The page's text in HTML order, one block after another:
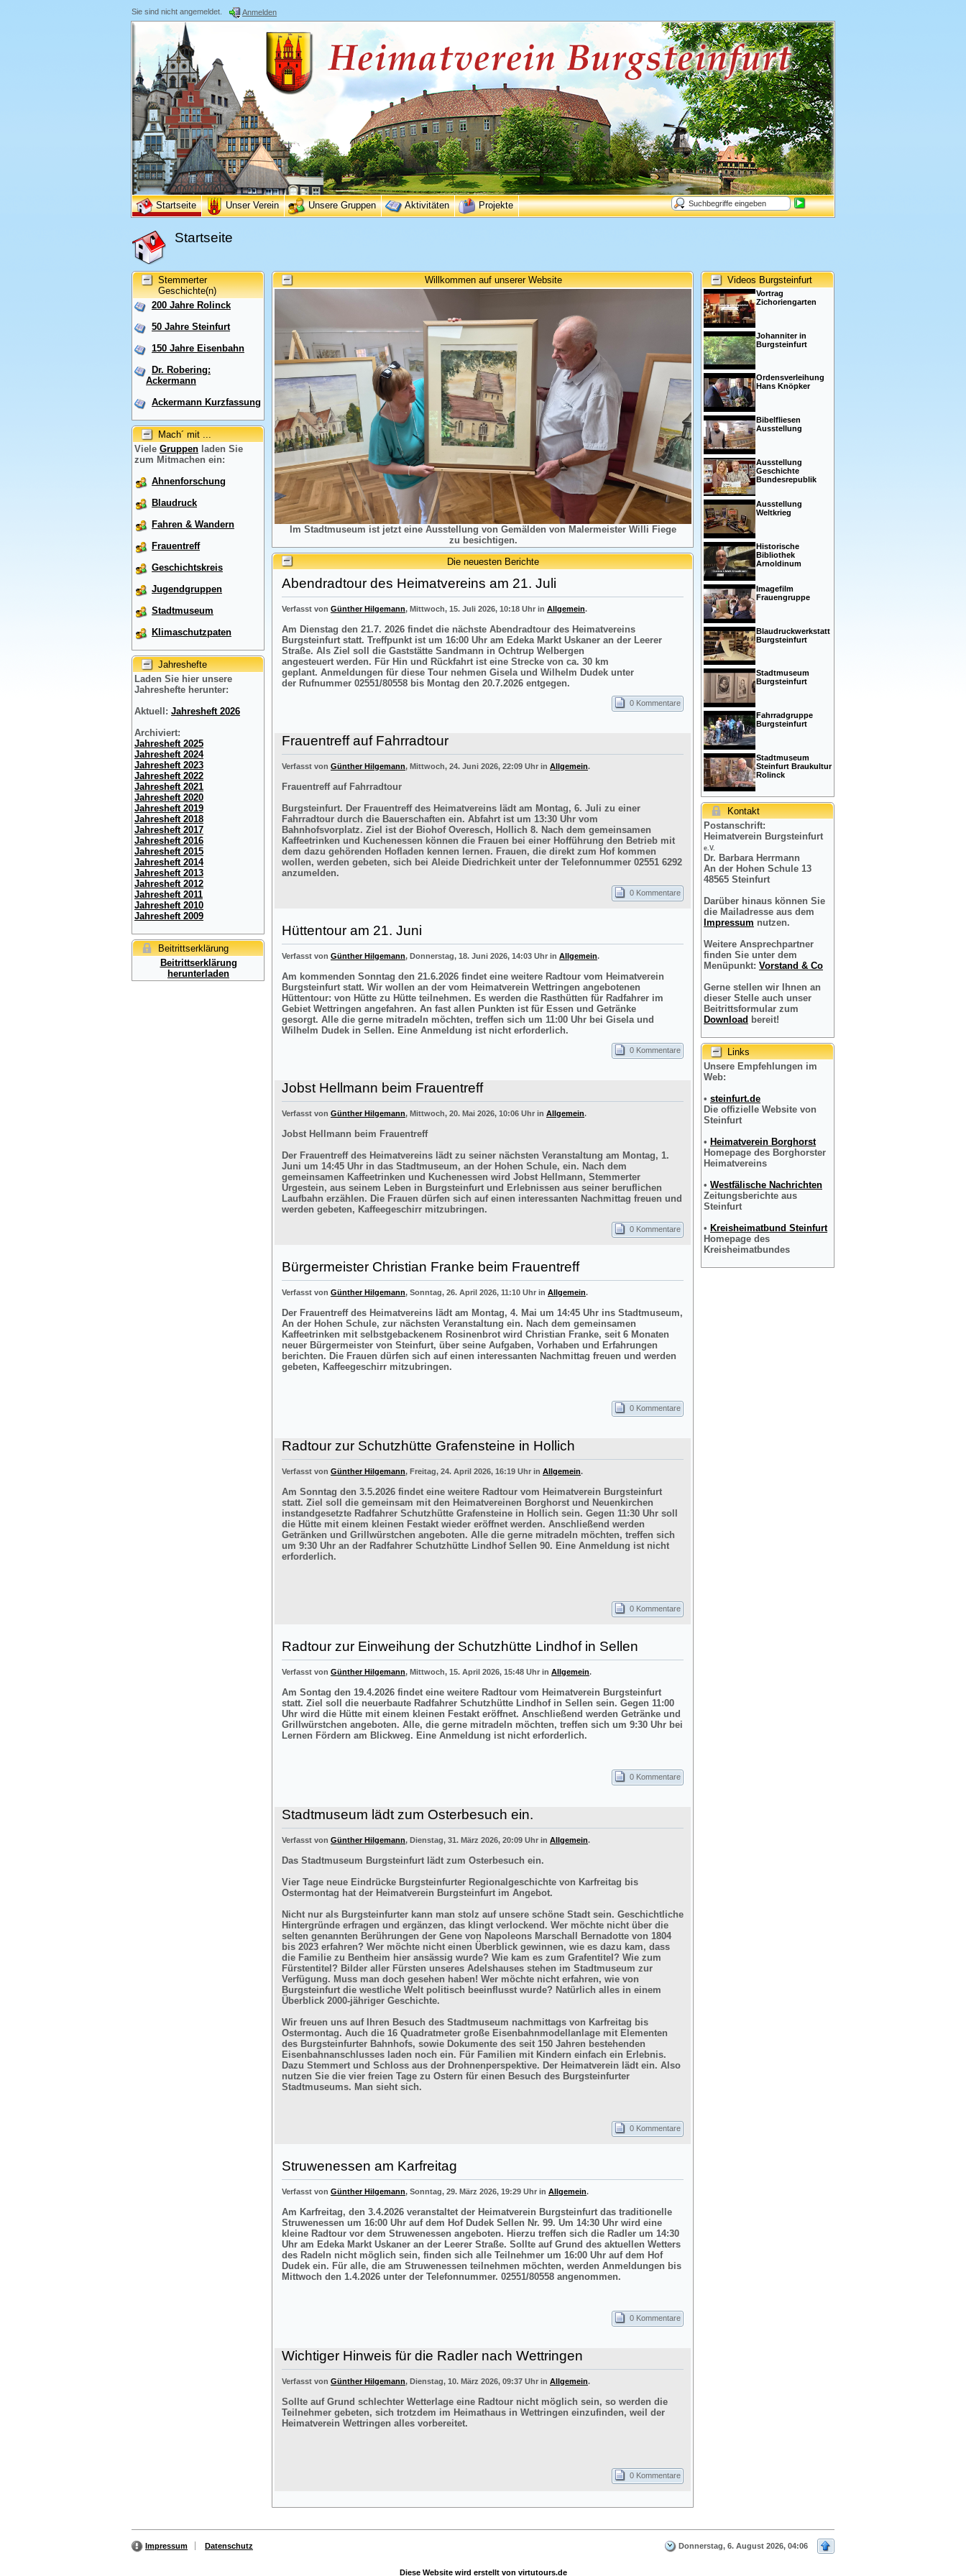
Sie sind nicht angemeldet. Anmelden
Startseite Unser Verein Unsere Gruppen Aktivitäten Projekte
Startseite
Stemmerter
Geschichte(n)
200 Jahre Rolinck
50 Jahre Steinfurt
150 Jahre Eisenbahn
Dr. Robering:
Ackermann
Ackermann Kurzfassung
Mach´ mit ...
Viele Gruppen laden Sie
zum Mitmachen ein:
Ahnenforschung
Blaudruck
Fahren & Wandern
Frauentreff
Geschichtskreis
Jugendgruppen
Stadtmuseum
Klimaschutzpaten
Jahreshefte
Laden Sie hier unsere
Jahreshefte herunter:
Aktuell: Jahresheft 2026
Archiviert:
Jahresheft 2025
Jahresheft 2024
Jahresheft 2023
Jahresheft 2022
Jahresheft 2021
Jahresheft 2020
Jahresheft 2019
Jahresheft 2018
Jahresheft 2017
Jahresheft 2016
Jahresheft 2015
Jahresheft 2014
Jahresheft 2013
Jahresheft 2012
Jahresheft 2011
Jahresheft 2010
Jahresheft 2009
Beitrittserklärung
Beitrittserklärung
herunterladen
Willkommen auf unserer Website
Im Stadtmuseum ist jetzt eine Ausstellung von Gemälden von Malermeister Willi Fiege
zu besichtigen.
Die neuesten Berichte
Abendradtour des Heimatvereins am 21. Juli
Verfasst von Günther Hilgemann, Mittwoch, 15. Juli 2026, 10:18 Uhr in Allgemein.
Am Dienstag den 21.7. 2026 findet die nächste Abendradtour des Heimatvereins
Burgsteinfurt statt. Treffpunkt ist um 16:00 Uhr am Edeka Markt Uskaner an der Leerer
Straße. Als Ziel soll die Gaststätte Sandmann in Ochtrup Welbergen
angesteuert werden. Für Hin und Rückfahrt ist eine Strecke von ca. 30 km
geplant. Anmeldungen für diese Tour nehmen Gisela und Wilhelm Dudek unter
der Rufnummer 02551/80558 bis Montag den 20.7.2026 entgegen.
0 Kommentare
Frauentreff auf Fahrradtour
Verfasst von Günther Hilgemann, Mittwoch, 24. Juni 2026, 22:09 Uhr in Allgemein.
Frauentreff auf Fahrradtour
Burgsteinfurt. Der Frauentreff des Heimatvereins lädt am Montag, 6. Juli zu einer
Fahrradtour durch die Bauerschaften ein. Abfahrt ist um 13:30 Uhr vom
Bahnhofsvorplatz. Ziel ist der Biohof Overesch, Hollich 8. Nach dem gemeinsamen
Kaffeetrinken und Kuchenessen können die Frauen bei einer Hofführung den Betrieb mit
dem dazu gehörenden Hofladen kennen lernen. Frauen, die direkt zum Hof kommen
wollen, werden gebeten, sich bei Aleide Diedrichkeit unter der Telefonnummer 02551 6292
anzumelden.
0 Kommentare
Hüttentour am 21. Juni
Verfasst von Günther Hilgemann, Donnerstag, 18. Juni 2026, 14:03 Uhr in Allgemein.
Am kommenden Sonntag den 21.6.2026 findet eine weitere Radtour vom Heimatverein
Burgsteinfurt statt. Wir wollen an der vom Heimatverein Wettringen angebotenen
Hüttentour: von Hütte zu Hütte teilnehmen. Es werden die Rasthütten für Radfahrer im
Gebiet Wettringen angefahren. An fast allen Punkten ist für Essen und Getränke
gesorgt. Alle die gerne mitradeln möchten, treffen sich um 11:00 Uhr bei Gisela und
Wilhelm Dudek in Sellen. Eine Anmeldung ist nicht erforderlich.
0 Kommentare
Jobst Hellmann beim Frauentreff
Verfasst von Günther Hilgemann, Mittwoch, 20. Mai 2026, 10:06 Uhr in Allgemein.
Jobst Hellmann beim Frauentreff
Der Frauentreff des Heimatvereins lädt zu seiner nächsten Veranstaltung am Montag, 1.
Juni um 14:45 Uhr in das Stadtmuseum, an der Hohen Schule, ein. Nach dem
gemeinsamen Kaffeetrinken und Kuchenessen wird Jobst Hellmann, Stemmerter
Urgestein, aus seinem Leben in Burgsteinfurt und Erlebnissen aus seiner beruflichen
Laufbahn erzählen. Die Frauen dürfen sich auf einen interessanten Nachmittag freuen und
werden gebeten, Kaffeegeschirr mitzubringen.
0 Kommentare
Bürgermeister Christian Franke beim Frauentreff
Verfasst von Günther Hilgemann, Sonntag, 26. April 2026, 11:10 Uhr in Allgemein.
Der Frauentreff des Heimatvereins lädt am Montag, 4. Mai um 14:45 Uhr ins Stadtmuseum,
An der Hohen Schule, zur nächsten Veranstaltung ein. Nach dem gemeinsamen
Kaffeetrinken mit selbstgebackenem Rosinenbrot wird Christian Franke, seit 6 Monaten
neuer Bürgermeister von Steinfurt, über seine Aufgaben, Vorhaben und Erfahrungen
berichten. Die Frauen dürfen sich auf einen interessanten Nachmittag freuen und werden
gebeten, Kaffeegeschirr mitzubringen.
0 Kommentare
Radtour zur Schutzhütte Grafensteine in Hollich
Verfasst von Günther Hilgemann, Freitag, 24. April 2026, 16:19 Uhr in Allgemein.
Am Sonntag den 3.5.2026 findet eine weitere Radtour vom Heimatverein Burgsteinfurt
statt. Ziel soll die gemeinsam mit den Heimatvereinen Borghorst und Neuenkirchen
instandgesetzte Radfahrer Schutzhütte Grafensteine in Hollich sein. Gegen 11:30 Uhr soll
die Hütte mit einem kleinen Festakt wieder eröffnet werden. Anschließend werden
Getränken und Grillwürstchen angeboten. Alle die gerne mitradeln möchten, treffen sich
um 9:30 Uhr an der Radfahrer Schutzhütte Lindhof Sellen 90. Eine Anmeldung ist nicht
erforderlich.
0 Kommentare
Radtour zur Einweihung der Schutzhütte Lindhof in Sellen
Verfasst von Günther Hilgemann, Mittwoch, 15. April 2026, 15:48 Uhr in Allgemein.
Am Sontag den 19.4.2026 findet eine weitere Radtour vom Heimatverein Burgsteinfurt
statt. Ziel soll die neuerbaute Radfahrer Schutzhütte Lindhof in Sellen sein. Gegen 11:00
Uhr wird die Hütte mit einem kleinen Festakt eröffnet. Anschließend werden Getränke und
Grillwürstchen angeboten. Alle, die gerne mitradeln möchten, treffen sich um 9:30 Uhr bei
Lernen Fördern am Blickweg. Eine Anmeldung ist nicht erforderlich.
0 Kommentare
Stadtmuseum lädt zum Osterbesuch ein.
Verfasst von Günther Hilgemann, Dienstag, 31. März 2026, 20:09 Uhr in Allgemein.
Das Stadtmuseum Burgsteinfurt lädt zum Osterbesuch ein.
Vier Tage neue Eindrücke Burgsteinfurter Regionalgeschichte von Karfreitag bis
Ostermontag hat der Heimatverein Burgsteinfurt im Angebot.
Nicht nur als Burgsteinfurter kann man stolz auf unsere schöne Stadt sein. Geschichtliche
Hintergründe erfragen und ergänzen, das klingt verlockend. Wer möchte nicht über die
selten genannten Berührungen der Gene von Napoleons Marschall Bernadotte von 1804
bis 2023 erfahren? Wer möchte nicht einen Überblick gewinnen, wie es dazu kam, dass
die Familie zu Bentheim hier ansässig wurde? Wie kam es zum Grafentitel? Wie zum
Fürstentitel? Bilder aller Fürsten unseres Adelshauses stehen im Stadtmuseum zur
Verfügung. Muss man doch gesehen haben! Wer möchte nicht erfahren, wie von
Burgsteinfurt die westliche Welt politisch beeinflusst wurde? Natürlich alles in einem
Überblick 2000-jähriger Geschichte.
Wir freuen uns auf Ihren Besuch des Stadtmuseum nachmittags von Karfreitag bis
Ostermontag. Auch die 16 Quadratmeter große Eisenbahnmodellanlage mit Elementen
des Burgsteinfurter Bahnhofs, sowie Dokumente des seit 150 Jahren bestehenden
Eisenbahnanschlusses laden noch ein. Für Familien mit Kindern einfach ein Erlebnis.
Dazu Stemmert und Schloss aus der Drohnenperspektive. Der Heimatverein lädt ein. Also
nutzen Sie die vier freien Tage zu Ostern für einen Besuch des Burgsteinfurter
Stadtmuseums. Man sieht sich.
0 Kommentare
Struwenessen am Karfreitag
Verfasst von Günther Hilgemann, Sonntag, 29. März 2026, 19:29 Uhr in Allgemein.
Am Karfreitag, den 3.4.2026 veranstaltet der Heimatverein Burgsteinfurt das traditionelle
Struwenessen um 16:00 Uhr auf dem Hof Dudek Sellen Nr. 99. Um 14:30 Uhr wird eine
kleine Radtour vor dem Struwenessen angeboten. Hierzu treffen sich die Radler um 14:30
Uhr am Edeka Markt Uskaner an der Leerer Straße. Sollte auf Grund des aktuellen Wetters
des Radeln nicht möglich sein, finden sich alle Teilnehmer um 16:00 Uhr auf dem Hof
Dudek ein. Für alle, die am Struwenessen teilnehmen möchten, werden Anmeldungen bis
Mittwoch den 1.4.2026 unter der Telefonnummer. 02551/80558 angenommen.
0 Kommentare
Wichtiger Hinweis für die Radler nach Wettringen
Verfasst von Günther Hilgemann, Dienstag, 10. März 2026, 09:37 Uhr in Allgemein.
Sollte auf Grund schlechter Wetterlage eine Radtour nicht möglich sein, so werden die
Teilnehmer gebeten, sich trotzdem im Heimathaus in Wettringen einzufinden, weil der
Heimatverein Wettringen alles vorbereitet.
0 Kommentare
Videos Burgsteinfurt
Vortrag
Zichoriengarten
Johanniter in
Burgsteinfurt
Ordensverleihung
Hans Knöpker
Bibelfliesen
Ausstellung
Ausstellung
Geschichte
Bundesrepublik
Ausstellung
Weltkrieg
Historische
Bibliothek
Arnoldinum
Imagefilm
Frauengruppe
Blaudruckwerkstatt
Burgsteinfurt
Stadtmuseum
Burgsteinfurt
Fahrradgruppe
Burgsteinfurt
Stadtmuseum
Steinfurt Braukultur
Rolinck
Kontakt
Postanschrift:
Heimatverein Burgsteinfurt
e.V.
Dr. Barbara Herrmann
An der Hohen Schule 13
48565 Steinfurt
Darüber hinaus können Sie
die Mailadresse aus dem
Impressum nutzen.
Weitere Ansprechpartner
finden Sie unter dem
Menüpunkt: Vorstand & Co
Gerne stellen wir Ihnen an
dieser Stelle auch unser
Beitrittsformular zum
Download bereit!
Links
Unsere Empfehlungen im
Web:
• steinfurt.de
Die offizielle Website von
Steinfurt
• Heimatverein Borghorst
Homepage des Borghorster
Heimatvereins
• Westfälische Nachrichten
Zeitungsberichte aus
Steinfurt
• Kreisheimatbund Steinfurt
Homepage des
Kreisheimatbundes
Impressum Datenschutz Donnerstag, 6. August 2026, 04:06
Diese Website wird erstellt von virtutours.de